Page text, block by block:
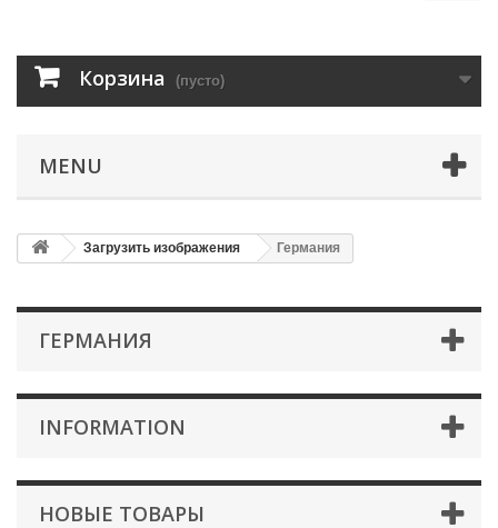
Корзина (пусто)
MENU
Загрузить изображения Германия
ГЕРМАНИЯ
INFORMATION
НОВЫЕ ТОВАРЫ